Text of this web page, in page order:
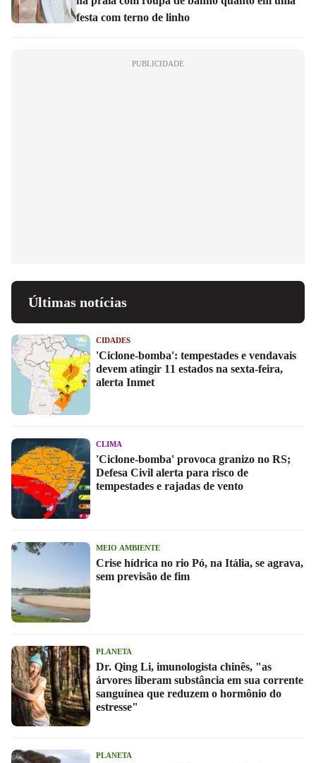
festa com terno de linho
PUBLICIDADE
Últimas notícias
CIDADES
'Ciclone-bomba': tempestades e vendavais
devem atingir 11 estados na sexta-feira,
alerta Inmet
CLIMA
'Ciclone-bomba' provoca granizo no RS;
Defesa Civil alerta para risco de
tempestades e rajadas de vento
MEIO AMBIENTE
Crise hídrica no rio Pó, na Itália, se agrava,
sem previsão de fim
PLANETA
Dr. Qing Li, imunologista chinês, "as
árvores liberam substância em sua corrente
sanguínea que reduzem o hormônio do
estresse"
PLANETA